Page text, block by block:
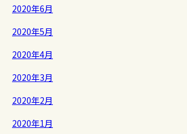
2020年6月
2020年5月
2020年4月
2020年3月
2020年2月
2020年1月